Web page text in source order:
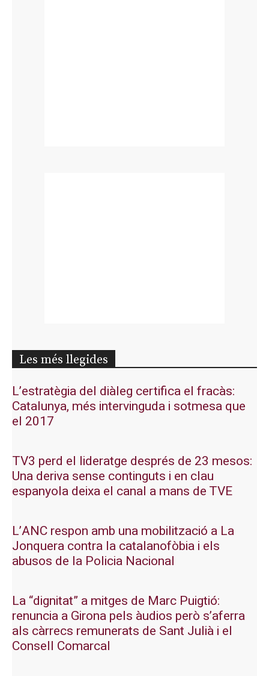
Les més llegides
L’estratègia del diàleg certifica el fracàs:
Catalunya, més intervinguda i sotmesa que
el 2017
TV3 perd el lideratge després de 23 mesos:
Una deriva sense continguts i en clau
espanyola deixa el canal a mans de TVE
L’ANC respon amb una mobilització a La
Jonquera contra la catalanofòbia i els
abusos de la Policia Nacional
La “dignitat” a mitges de Marc Puigtió:
renuncia a Girona pels àudios però s’aferra
als càrrecs remunerats de Sant Julià i el
Consell Comarcal